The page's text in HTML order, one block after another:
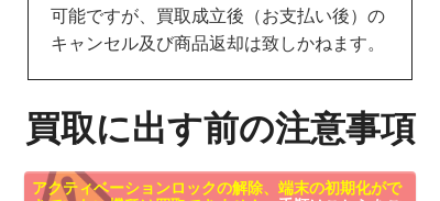
可能ですが、買取成立後（お支払い後）の
キャンセル及び商品返却は致しかねます。
買取に出す前の注意事項
アクティベーションロックの解除、端末の初期化がで